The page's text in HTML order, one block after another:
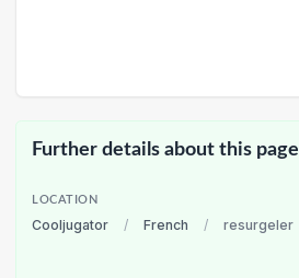
Further details about this page
LOCATION
Cooljugator / French / resurgeler